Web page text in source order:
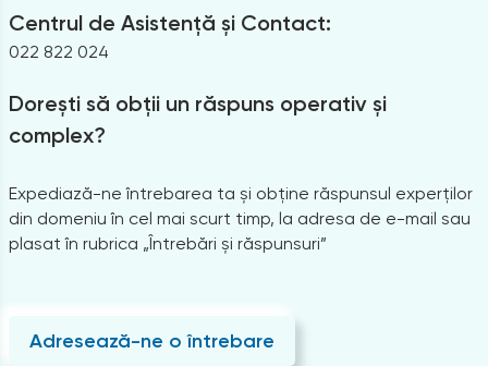
Centrul de Asistență și Contact:
022 822 024
Dorești să obții un răspuns operativ și
complex?
Expediază-ne întrebarea ta și obține răspunsul experților
din domeniu în cel mai scurt timp, la adresa de e-mail sau
plasat în rubrica „Întrebări și răspunsuri”
Adresează-ne o întrebare